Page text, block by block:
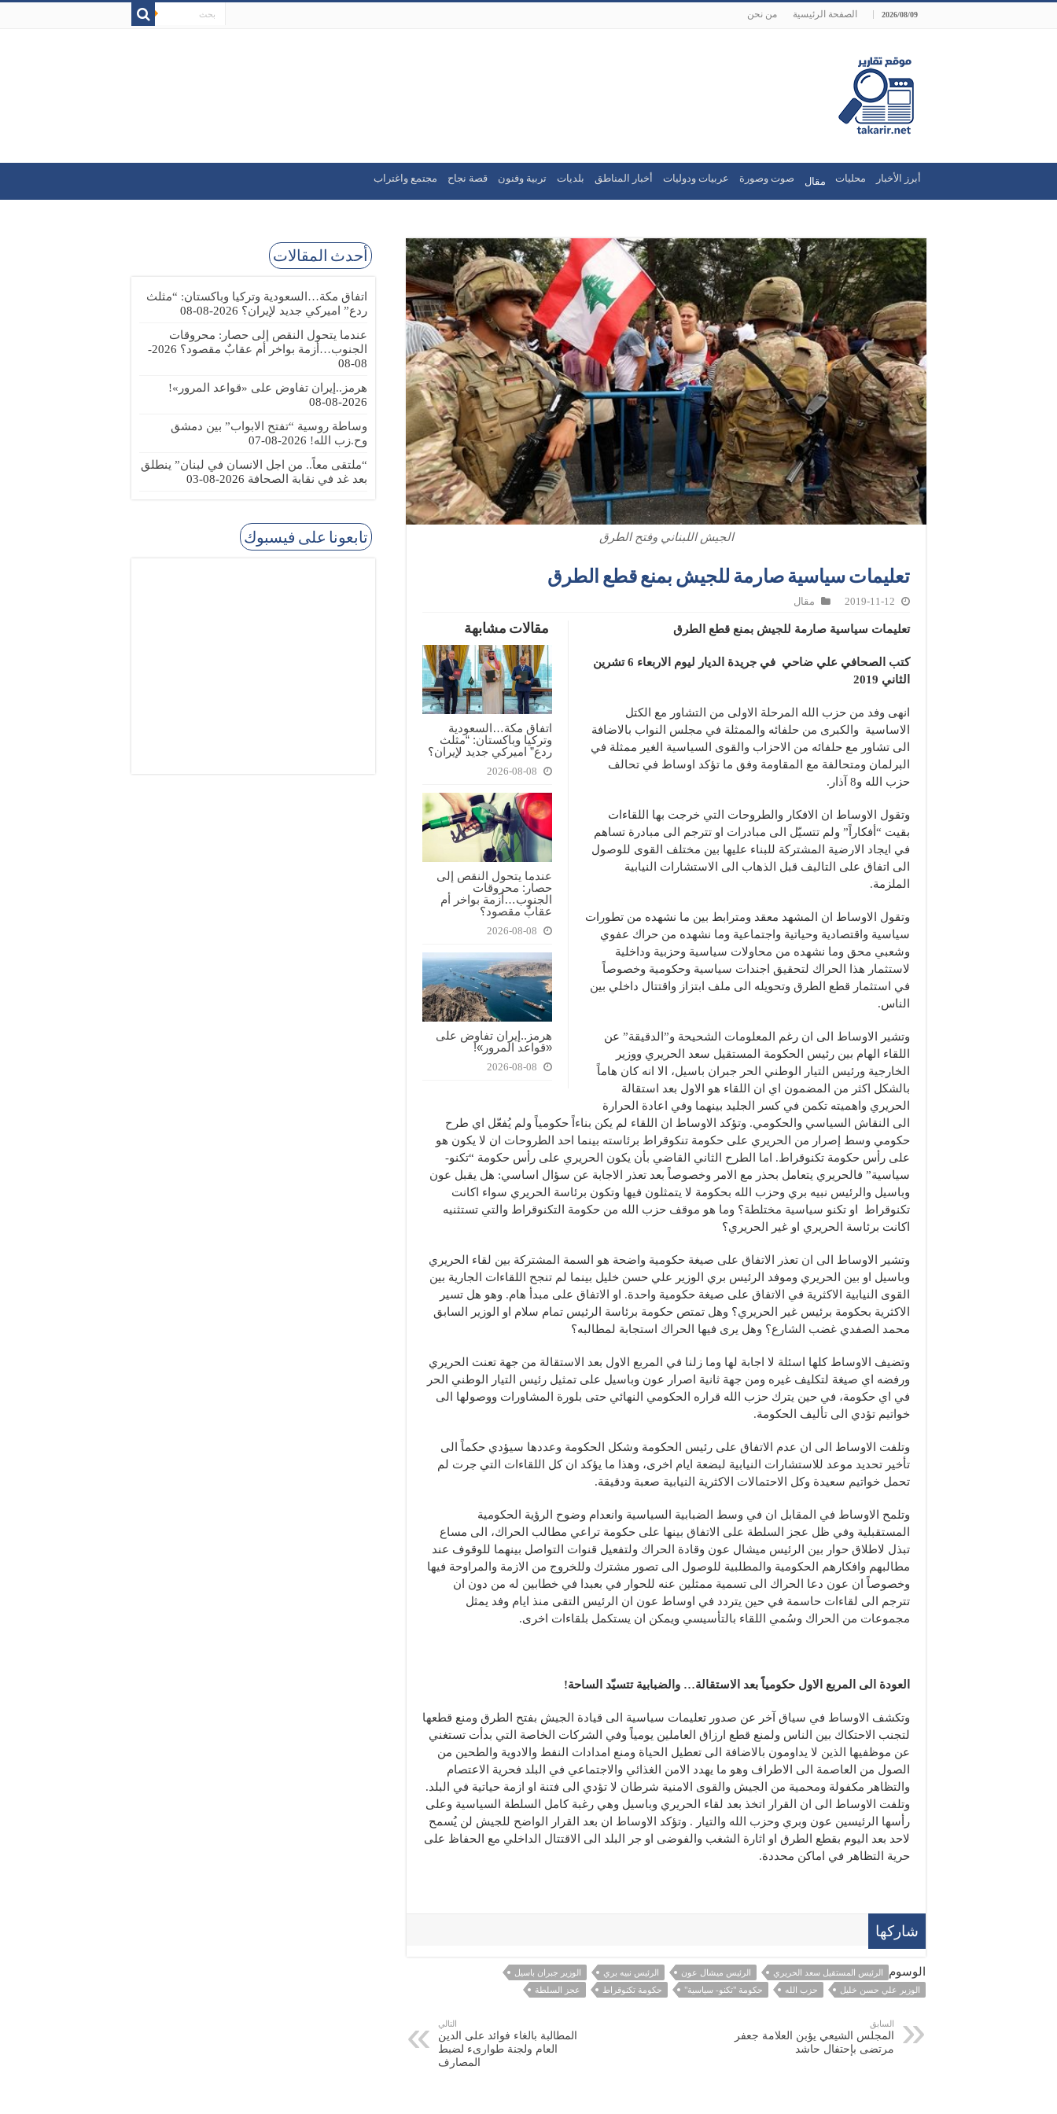
2026/08/09 الصفحة الرئيسية من نحن
أبرز الأخبار محليات مقال صوت وصورة عربيات ودوليات أخبار المناطق بلديات تربية وفنون قصة نجاح مجتمع واغتراب
الجيش اللبناني وفتح الطرق
تعليمات سياسية صارمة للجيش بمنع قطع الطرق
2019-11-12 مقال
مقالات مشابهة
اتفاق مكة…السعودية
وتركيا وباكستان: “مثلث
ردع” اميركي جديد لإيران؟
2026-08-08
عندما يتحول النقص إلى
حصار: محروقات
الجنوب…أزمة بواخر أم
عقابٌ مقصود؟
2026-08-08
هرمز..إيران تفاوض على
«قواعد المرور»!
2026-08-08
تعليمات سياسية صارمة للجيش بمنع قطع الطرق
كتب الصحافي علي ضاحي في جريدة الديار ليوم الاربعاء
6 تشرين
الثاني 2019
انهى وفد من حزب الله المرحلة الاولى من التشاور مع الكتل
الاساسية والكبرى من حلفائه والممثلة في مجلس النواب بالاضافة
الى تشاور مع حلفائه من الاحزاب والقوى السياسية الغير ممثلة في
البرلمان ومتحالفة مع المقاومة وفق ما تؤكد اوساط في تحالف
حزب الله و8 آذار.
وتقول الاوساط ان الافكار والطروحات التي خرجت بها اللقاءات
بقيت “أفكاراً” ولم تتسيّل الى مبادرات او تترجم الى مبادرة تساهم
في ايجاد الارضية المشتركة للبناء عليها بين مختلف القوى للوصول
الى اتفاق على التاليف قبل الذهاب الى الاستشارات النيابية
الملزمة.
وتقول الاوساط ان المشهد معقد ومترابط بين ما نشهده من تطورات
سياسية واقتصادية وحياتية واجتماعية وما نشهده من حراك عفوي
وشعبي محق وما نشهده من محاولات سياسية وحزبية وداخلية
لاستثمار هذا الحراك لتحقيق اجندات سياسية وحكومية وخصوصاً
في استثمار قطع الطرق وتحويله الى ملف ابتزاز واقتتال داخلي بين
الناس.
وتشير الاوساط الى ان رغم المعلومات الشحيحة و”الدقيقة” عن
اللقاء الهام بين رئيس الحكومة المستقيل سعد الحريري ووزير
الخارجية ورئيس التيار الوطني الحر جبران باسيل، الا انه كان هاماً
بالشكل اكثر من المضمون اي ان اللقاء هو الاول بعد استقالة
الحريري واهميته تكمن في كسر الجليد بينهما وفي اعادة الحرارة
الى النقاش السياسي والحكومي. وتؤكد الاوساط ان اللقاء لم يكن بناءاً حكومياً ولم يُفعّل اي طرح
حكومي وسط إصرار من الحريري على حكومة تنكوقراط برئاسته بينما احد الطروحات ان لا يكون هو
على رأس حكومة تكنوقراط. اما الطرح الثاني القاضي بأن يكون الحريري على رأس حكومة “تكنو-
سياسية” فالحريري يتعامل بحذر مع الامر وخصوصاً بعد تعذر الاجابة عن سؤال اساسي: هل يقبل عون
وباسيل والرئيس نبيه بري وحزب الله بحكومة لا يتمثلون فيها وتكون برئاسة الحريري سواء اكانت
تكنوقراط او تكنو سياسية مختلطة؟ وما هو موقف حزب الله من حكومة التكنوقراط والتي تستثنيه
اكانت برئاسة الحريري او غير الحريري؟
وتشير الاوساط الى ان تعذر الاتفاق على صيغة حكومية واضحة هو السمة المشتركة بين لقاء الحريري
وباسيل او بين الحريري وموفد الرئيس بري الوزير علي حسن خليل بينما لم تنجح اللقاءات الجارية بين
القوى النيابية الاكثرية في الاتفاق على صيغة حكومية واحدة. او الاتفاق على مبدأ هام. وهو هل تسير
الاكثرية بحكومة برئيس غير الحريري؟ وهل تمتص حكومة برئاسة الرئيس تمام سلام او الوزير السابق
محمد الصفدي غضب الشارع؟ وهل يرى فيها الحراك استجابة لمطالبه؟
وتضيف الاوساط كلها اسئلة لا اجابة لها وما زلنا في المربع الاول بعد الاستقالة من جهة تعنت الحريري
ورفضه اي صيغة لتكليف غيره ومن جهة ثانية اصرار عون وباسيل على تمثيل رئيس التيار الوطني الحر
في اي حكومة، في حين يترك حزب الله قراره الحكومي النهائي حتى بلورة المشاورات ووصولها الى
خواتيم تؤدي الى تأليف الحكومة.
وتلفت الاوساط الى ان عدم الاتفاق على رئيس الحكومة وشكل الحكومة وعددها سيؤدي حكماً الى
تأخير تحديد موعد للاستشارات النيابية لبضعة ايام اخرى، وهذا ما يؤكد ان كل اللقاءات التي جرت لم
تحمل خواتيم سعيدة وكل الاحتمالات الاكثرية النيابية صعبة ودقيقة.
وتلمح الاوساط في المقابل ان في وسط الضبابية السياسية وانعدام وضوح الرؤية الحكومية
المستقبلية وفي ظل عجز السلطة على الاتفاق بينها على حكومة تراعي مطالب الحراك، الى مساع
تبذل لاطلاق حوار بين الرئيس ميشال عون وقادة الحراك ولتفعيل قنوات التواصل بينهما للوقوف عند
مطالبهم وافكارهم الحكومية والمطلبية للوصول الى تصور مشترك وللخروج من الازمة والمراوحة فيها
وخصوصاً ان عون دعا الحراك الى تسمية ممثلين عنه للحوار في بعبدا في خطابين له من دون ان
تترجم الى لقاءات حاسمة في حين يتردد في اوساط عون ان الرئيس التقى منذ ايام وفد يمثل
مجموعات من الحراك وسُمي اللقاء بالتأسيسي ويمكن ان يستكمل بلقاءات اخرى.
العودة الى المربع الاول حكومياً بعد الاستقالة… والضبابية تتسيّد الساحة!
وتكشف الاوساط في سياق آخر عن صدور تعليمات سياسية الى قيادة الجيش بفتح الطرق ومنع قطعها
لتجنب الاحتكاك بين الناس ولمنع قطع ارزاق العاملين يومياً وفي الشركات الخاصة التي بدأت تستغني
عن موظفيها الذين لا يداومون بالاضافة الى تعطيل الحياة ومنع امدادات النفط والادوية والطحين من
الصول من العاصمة الى الاطراف وهو ما يهدد الامن الغذائي والاجتماعي في البلد فحرية الاعتصام
والتظاهر مكفولة ومحمية من الجيش والقوى الامنية شرطان لا تؤدي الى فتنة او ازمة حياتية في البلد.
وتلفت الاوساط الى ان القرار اتخذ بعد لقاء الحريري وباسيل وهي رغبة كامل السلطة السياسية وعلى
رأسها الرئيسين عون وبري وحزب الله والتيار . وتؤكد الاوساط ان بعد القرار الواضح للجيش لن يُسمح
لاحد بعد اليوم بقطع الطرق او اثارة الشغب والفوضى او جر البلد الى الاقتتال الداخلي مع الحفاظ على
حرية التظاهر في اماكن محددة.
شاركها
الوسوم الرئيس المستقيل سعد الحريري الرئيس ميشال عون الرئيس نبيه بري
الوزير جبران باسيل
الوزير علي حسن خليل
حزب الله حكومة "تكنو- سياسية" حكومة تكنوقراط عجز السلطة
السابق
المجلس الشيعي يؤبن العلامة جعفر
مرتضى بإحتفال حاشد
التالي
المطالبة بالغاء فوائد على الدين
العام ولجنة طوارىء لضبط
المصارف
أحدث المقالات
اتفاق مكة…السعودية وتركيا وباكستان: “مثلث
ردع” اميركي جديد لإيران؟ 2026-08-08
عندما يتحول النقص إلى حصار: محروقات
الجنوب…أزمة بواخر أم عقابٌ مقصود؟
2026-
08-08
هرمز..إيران تفاوض على «قواعد المرور»!
2026-08-08
وساطة روسية “تفتح الابواب” بين دمشق
وح.زب الله! 2026-08-07
“ملتقى معاً.. من اجل الانسان في لبنان” ينطلق
بعد غد في نقابة الصحافة 2026-08-03
تابعونا على فيسبوك